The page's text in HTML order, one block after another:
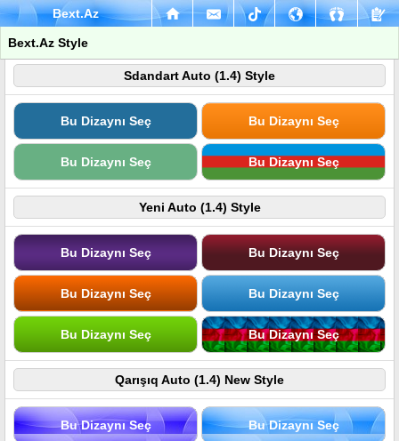
Bext.Az
Bext.Az Style
Sdandart Auto (1.4) Style
Bu Dizaynı Seç Bu Dizaynı Seç
Bu Dizaynı Seç Bu Dizaynı Seç
Yeni Auto (1.4) Style
Bu Dizaynı Seç Bu Dizaynı Seç
Bu Dizaynı Seç Bu Dizaynı Seç
Bu Dizaynı Seç Bu Dizaynı Seç
Qarışıq Auto (1.4) New Style
Bu Dizaynı Seç Bu Dizaynı Seç